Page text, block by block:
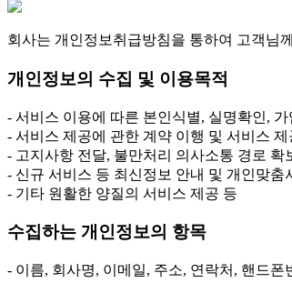
회사는 개인정보취급방침을 통하여 고객님
개인정보의 수집 및 이용목적
- 서비스 이용에 따른 본인식별, 실명확인,
- 서비스 제공에 관한 계약 이행 및 서비스
- 고지사항 전달, 불만처리 의사소통 경로 확
- 신규 서비스 등 최신정보 안내 및 개인맞춤
- 기타 원활한 양질의 서비스 제공 등
수집하는 개인정보의 항목
- 이름, 회사명, 이메일, 주소, 연락처, 핸드폰